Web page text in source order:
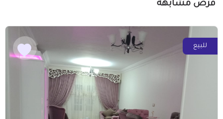
فرص مشابهة
للبيع